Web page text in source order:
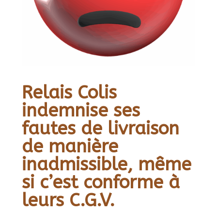
Relais Colis
indemnise ses
fautes de livraison
de manière
inadmissible, même
si c’est conforme à
leurs C.G.V.